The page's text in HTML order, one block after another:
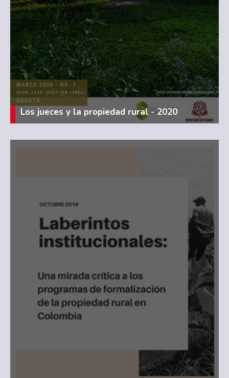
Los jueces y la propiedad rural - 2020